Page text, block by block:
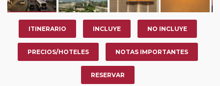
ITINERARIO INCLUYE NO INCLUYE
PRECIOS/HOTELES NOTAS IMPORTANTES
RESERVAR